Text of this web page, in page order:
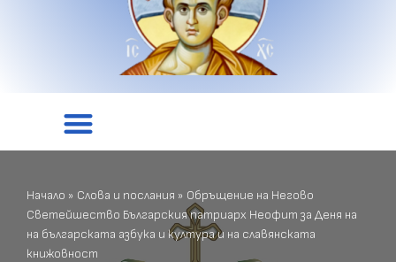
Начало » Слова и послания » Обръщение на Негово
Светейшество Българския патриарх Неофит за Деня на
на българската азбука и култура и на славянската
книжовност